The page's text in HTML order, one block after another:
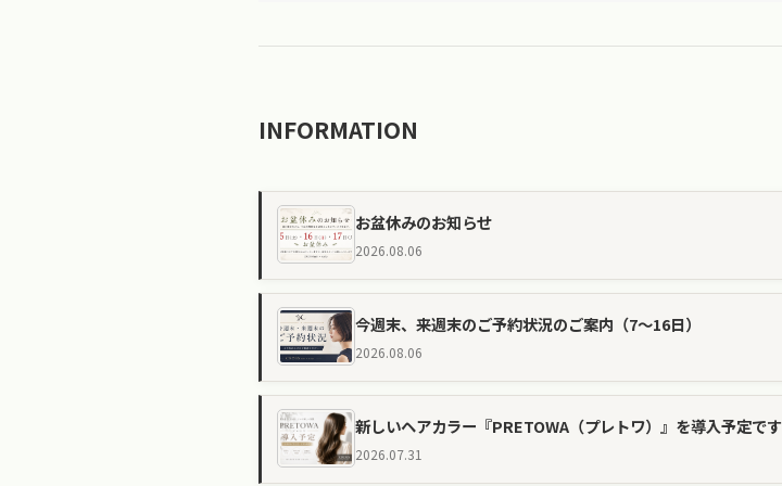
INFORMATION
お盆休みのお知らせ
2026.08.06
今週末、来週末のご予約状況のご案内（7〜16日）
2026.08.06
新しいヘアカラー『PRETOWA（プレトワ）』を導入予定です
2026.07.31